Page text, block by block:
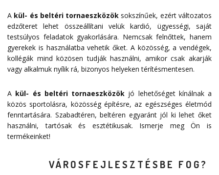
A kül- és beltéri tornaeszközök sokszínűek, ezért változatos
edzőteret lehet összeállítani velük kardió, ügyességi, saját
testsúlyos feladatok gyakorlására. Nemcsak felnőttek, hanem
gyerekek is használatba vehetik őket. A közösség, a vendégek,
kollégák mind közösen tudják használni, amikor csak akarják
vagy alkalmuk nyílik rá, bizonyos helyeken térítésmentesen.
A kül- és beltéri tornaeszközök jó lehetőséget kínálnak a
közös sportolásra, közösség építésre, az egészséges életmód
fenntartására. Szabadtéren, beltéren egyaránt jól ki lehet őket
használni, tartósak és esztétikusak. Ismerje meg Ön is
termékeinket!
VÁROSFEJLESZTÉSBE FOG?